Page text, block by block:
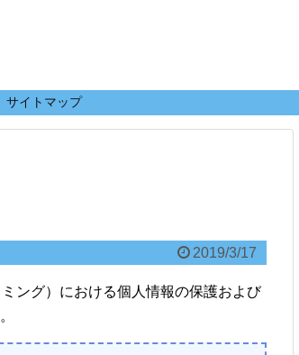
サイトマップ
2019/3/17
ング）における個人情報の保護および